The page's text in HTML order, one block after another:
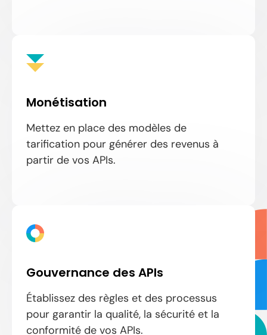
Monétisation
Mettez en place des modèles de
tarification pour générer des revenus à
partir de vos APIs.
Gouvernance des APIs
Établissez des règles et des processus
pour garantir la qualité, la sécurité et la
conformité de vos APIs.